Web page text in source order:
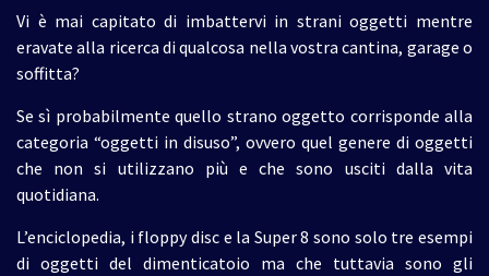
Vi è mai capitato di imbattervi in strani oggetti mentre
eravate alla ricerca di qualcosa nella vostra cantina, garage o
soffitta?
Se sì probabilmente quello strano oggetto corrisponde alla
categoria “oggetti in disuso”, ovvero quel genere di oggetti
che non si utilizzano più e che sono usciti dalla vita
quotidiana.
L’enciclopedia, i floppy disc e la Super 8 sono solo tre esempi
di oggetti del dimenticatoio ma che tuttavia sono gli